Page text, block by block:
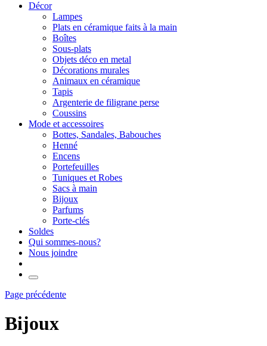
Décor
Lampes
Plats en céramique faits à la main
Boîtes
Sous-plats
Objets déco en metal
Décorations murales
Animaux en céramique
Tapis
Argenterie de filigrane perse
Coussins
Mode et accessoires
Bottes, Sandales, Babouches
Henné
Encens
Portefeuilles
Tuniques et Robes
Sacs à main
Bijoux
Parfums
Porte-clés
Soldes
Qui sommes-nous?
Nous joindre
Page précédente
Bijoux